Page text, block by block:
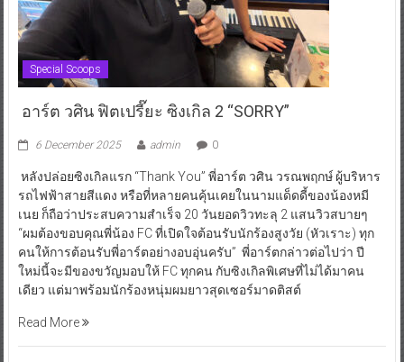
Special Scoops
อาร์ต วศิน ฟิตเปรี๊ยะ ซิงเกิล 2 “SORRY”
6 December 2025 admin 0
หลังปล่อยซิงเกิลแรก “Thank You” พี่อาร์ต วศิน วรณพฤกษ์ ผู้บริหาร
รถไฟฟ้าสายสีแดง หรือที่หลายคนคุ้นเคยในนามแด็ดดี้ของน้องหมี
เนย ก็ถือว่าประสบความสำเร็จ 20 วันยอดวิวทะลุ 2 แสนวิวสบายๆ
“ผมต้องขอบคุณพี่น้อง FC ที่เปิดใจต้อนรับนักร้องสูงวัย (หัวเราะ) ทุก
คนให้การต้อนรับพี่อาร์ตอย่างอบอุ่นครับ” พี่อาร์ตกล่าวต่อไปว่า ปี
ใหม่นี้จะมีของขวัญมอบให้ FC ทุกคน กับซิงเกิลพิเศษที่ไม่ได้มาคน
เดียว แต่มาพร้อมนักร้องหนุ่มผมยาวสุดเซอร์มาดติสต์
Read More